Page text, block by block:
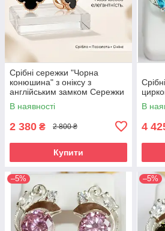
Срібні сережки "Чорна
конюшина" з оніксу з
англійським замком Сережки
срібло жіночі
В наявності
2 380 ₴ 2 800 ₴
Купити
В
4
–5% –5%